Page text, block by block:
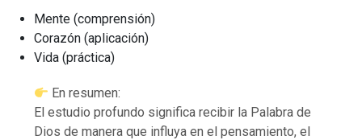
Mente (comprensión)
Corazón (aplicación)
Vida (práctica)
En resumen:
El estudio profundo significa recibir la Palabra de
Dios de manera que influya en el pensamiento, el